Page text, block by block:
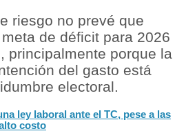
riesgo no prevé que
de déficit para 2026
principalmente porque la
del gasto está
electoral.
ley laboral ante el TC, pese a las
costo